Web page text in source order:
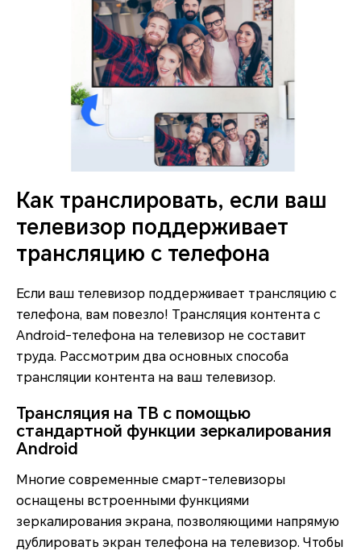
Как транслировать, если ваш
телевизор поддерживает
трансляцию с телефона
Если ваш телевизор поддерживает трансляцию с
телефона, вам повезло! Трансляция контента с
Android-телефона на телевизор не составит
труда. Рассмотрим два основных способа
трансляции контента на ваш телевизор.
Трансляция на ТВ с помощью
стандартной функции зеркалирования
Android
Многие современные смарт-телевизоры
оснащены встроенными функциями
зеркалирования экрана, позволяющими напрямую
дублировать экран телефона на телевизор. Чтобы